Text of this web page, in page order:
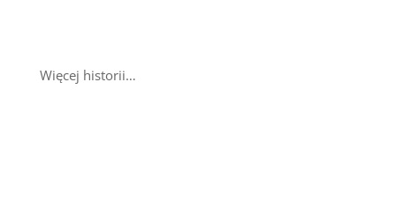
Więcej historii…